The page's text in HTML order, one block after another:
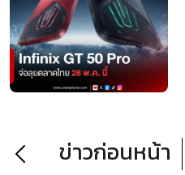
ข่าวก่อนหน้า